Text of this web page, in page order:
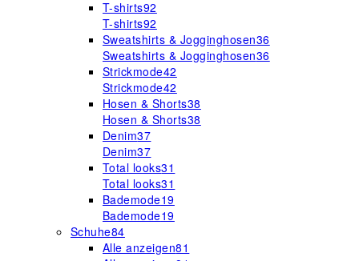
T-shirts92
T-shirts92
Sweatshirts & Jogginghosen36
Sweatshirts & Jogginghosen36
Strickmode42
Strickmode42
Hosen & Shorts38
Hosen & Shorts38
Denim37
Denim37
Total looks31
Total looks31
Bademode19
Bademode19
Schuhe84
Alle anzeigen81